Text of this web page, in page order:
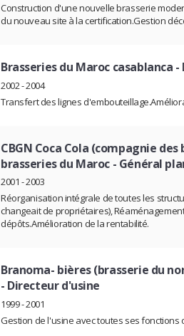
Construction d'une nouvelle brasserie
du nouveau site à la certification.Gestion
Brasseries du Maroc casablanca -
2002 - 2004
Transfert des lignes
CBGN Coca Cola (compagnie
brasseries du Maroc - Général
2001 - 2003
Réorganisation intégrale de toutes les
changeait de propriétaires),
dépôts.Amélioration de la rentabilité.
Branoma- bières (brasserie du
- Directeur d'usine
1999 - 2001
Gestion de l'usine avec toutes ses fonctions